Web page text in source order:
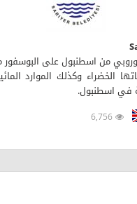
من اسطنبول على البوسفور
الخضراء وكذلك الموارد
في اسطنبول.